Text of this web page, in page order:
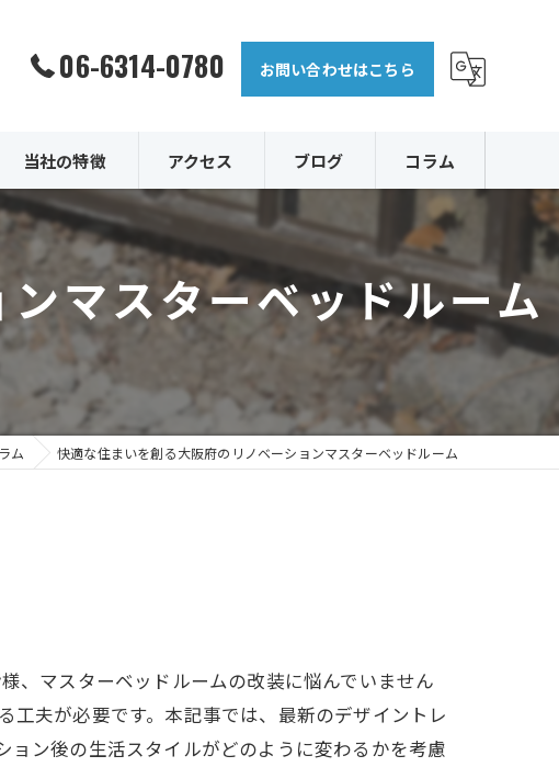
06-6314-0780 お問い合わせはこちら
当社の特徴
内装
外壁
外構
原状回復
解体
アクセス ブログ コラム
マスターベッドルーム
ム 快適な住まいを創る大阪府のリノベーションマスターベッドルーム
、マスターベッドルームの改装に悩んでいません
夫が必要です。本記事では、最新のデザイントレ
ン後の生活スタイルがどのように変わるかを考慮